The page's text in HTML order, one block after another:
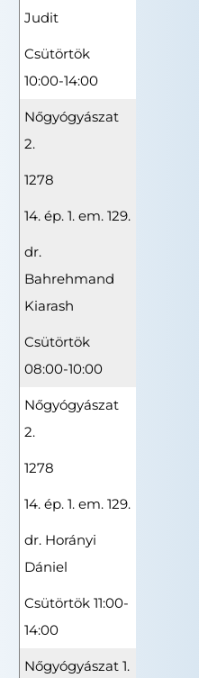
Judit
Csütörtök
10:00-14:00
Nőgyógyászat
2.
1278
14. ép. 1. em. 129.
dr.
Bahrehmand
Kiarash
Csütörtök
08:00-10:00
Nőgyógyászat
2.
1278
14. ép. 1. em. 129.
dr. Horányi
Dániel
Csütörtök 11:00-
14:00
Nőgyógyászat 1.